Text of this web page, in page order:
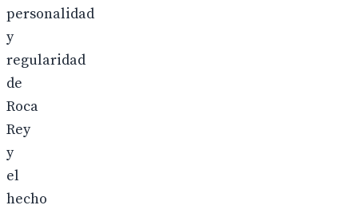
personalidad
y
regularidad
de
Roca
Rey
y
el
hecho